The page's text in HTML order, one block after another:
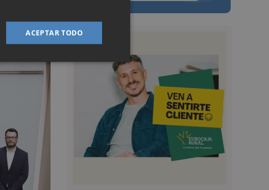
tindrem el
ACEPTAR TODO